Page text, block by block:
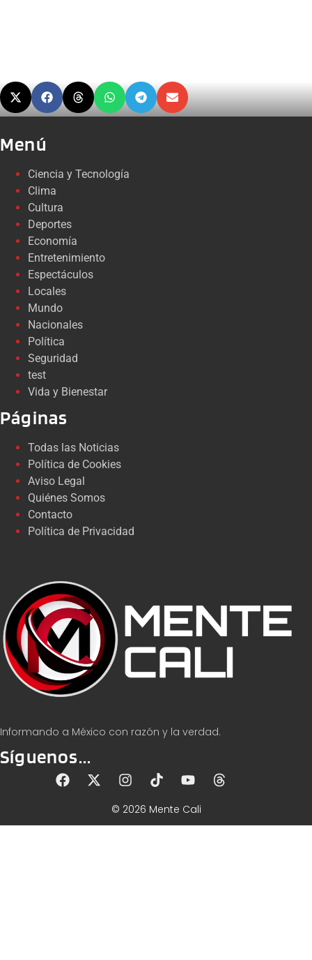
Informando a México con razón y la verdad.
Síguenos...
Menú
Ciencia y Tecnología
Clima
Cultura
Deportes
Economía
Entretenimiento
Espectáculos
Locales
Mundo
Nacionales
Política
Seguridad
test
Vida y Bienestar
Páginas
Todas las Noticias
Política de Cookies
Aviso Legal
Quiénes Somos
Contacto
Política de Privacidad
© 2026 Mente Cali